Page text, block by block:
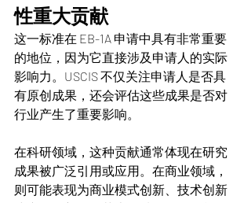
性重大贡献
这一标准在 EB-1A 申请中具有非常重要
的地位，因为它直接涉及申请人的实际
影响力。USCIS 不仅关注申请人是否具
有原创成果，还会评估这些成果是否对
行业产生了重要影响。
在科研领域，这种贡献通常体现在研究
成果被广泛引用或应用。在商业领域，
则可能表现为商业模式创新、技术创新